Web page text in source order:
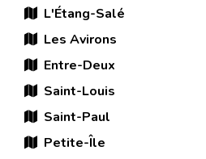
L'Étang-Salé
Les Avirons
Entre-Deux
Saint-Louis
Saint-Paul
Petite-Île